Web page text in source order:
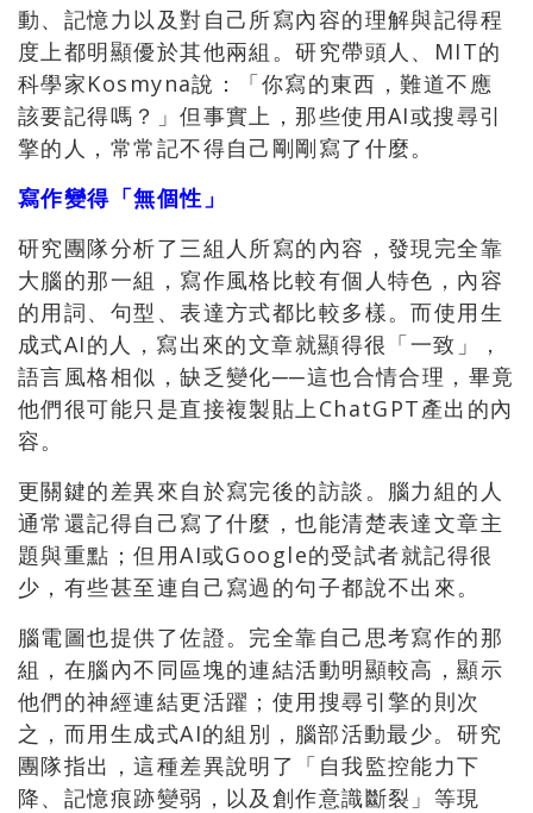
動、記憶力以及對自己所寫內容的理解與記得程
度上都明顯優於其他兩組。研究帶頭人、MIT的
科學家Kosmyna說：「你寫的東西，難道不應
該要記得嗎？」但事實上，那些使用AI或搜尋引
擎的人，常常記不得自己剛剛寫了什麼。
寫作變得「無個性」
研究團隊分析了三組人所寫的內容，發現完全靠
大腦的那一組，寫作風格比較有個人特色，內容
的用詞、句型、表達方式都比較多樣。而使用生
成式AI的人，寫出來的文章就顯得很「一致」，
語言風格相似，缺乏變化──這也合情合理，畢竟
他們很可能只是直接複製貼上ChatGPT產出的內
容。
更關鍵的差異來自於寫完後的訪談。腦力組的人
通常還記得自己寫了什麼，也能清楚表達文章主
題與重點；但用AI或Google的受試者就記得很
少，有些甚至連自己寫過的句子都說不出來。
腦電圖也提供了佐證。完全靠自己思考寫作的那
組，在腦內不同區塊的連結活動明顯較高，顯示
他們的神經連結更活躍；使用搜尋引擎的則次
之，而用生成式AI的組別，腦部活動最少。研究
團隊指出，這種差異說明了「自我監控能力下
降、記憶痕跡變弱，以及創作意識斷裂」等現